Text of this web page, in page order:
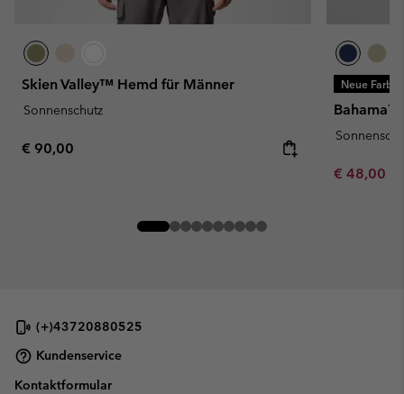
Skien Valley™ Hemd für Männer
Sonnenschutz
Regular price:
€ 90,00
Neue
Bahama™
Minimum
€ 48,00
(+)43720880525
Kundenservice
Kontaktformular